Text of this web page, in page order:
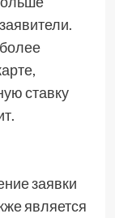
ставку
заявки
является